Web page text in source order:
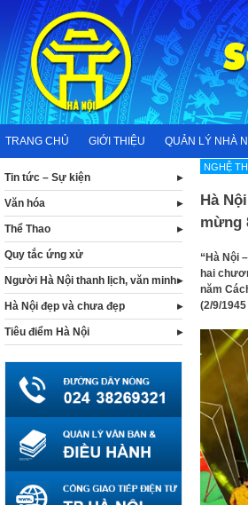
content
TRANG CHỦ GIỚI THIỆU QUẢN LÝ NHÀ
NGHỆ
Hà
mừng
“Hà Nội
hai
năm
(2/9/
Tin tức – Sự kiện
Văn hóa
Thể Thao
Quy tắc ứng xử
Người Hà Nội thanh lịch, văn minh
Hà Nội đẹp và chưa đẹp
Tiêu điểm Hà Nội